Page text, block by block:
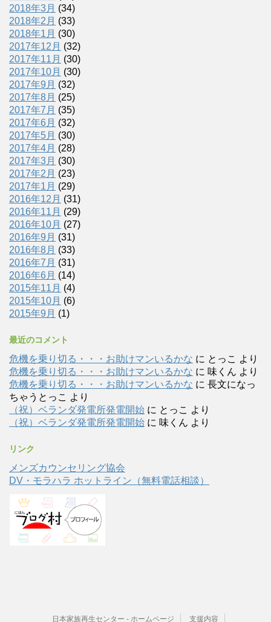
2018年3月 (34)
2018年2月 (33)
2018年1月 (30)
2017年12月 (32)
2017年11月 (30)
2017年10月 (30)
2017年9月 (32)
2017年8月 (25)
2017年7月 (35)
2017年6月 (32)
2017年5月 (30)
2017年4月 (28)
2017年3月 (30)
2017年2月 (23)
2017年1月 (29)
2016年12月 (31)
2016年11月 (29)
2016年10月 (27)
2016年9月 (31)
2016年8月 (33)
2016年7月 (31)
2016年6月 (14)
2015年11月 (4)
2015年10月 (6)
2015年9月 (1)
最近のコメント
危機を乗り切る・・・お助けマンいるかな に とっこ より
危機を乗り切る・・・お助けマンいるかな に 味くん より
危機を乗り切る・・・お助けマンいるかな に 長文になっ
ちゃうとっこ より
（祝）ベランダ発電所発電開始 に とっこ より
（祝）ベランダ発電所発電開始 に 味くん より
リンク
メンズカウンセリング協会
DV・モラハラ ホットライン（無料電話相談）
日本家族再生センター - ホームページ 支援内容